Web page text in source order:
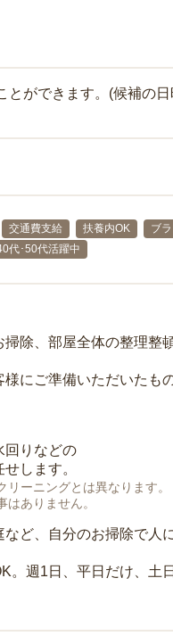
とができます。(候補の
交通費支給 扶養内OK ブ
代･50代活躍中
除、部屋全体の整理整
にご準備いただいたも
回りなどの
します。
ーニングとは異なります。
ありません。
ど、自分のお掃除で人
。週1日、平日だけ、土